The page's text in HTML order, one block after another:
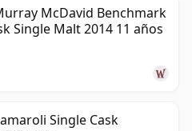
McDavid Benchmark
Single Malt 2014 11 años
Single Cask